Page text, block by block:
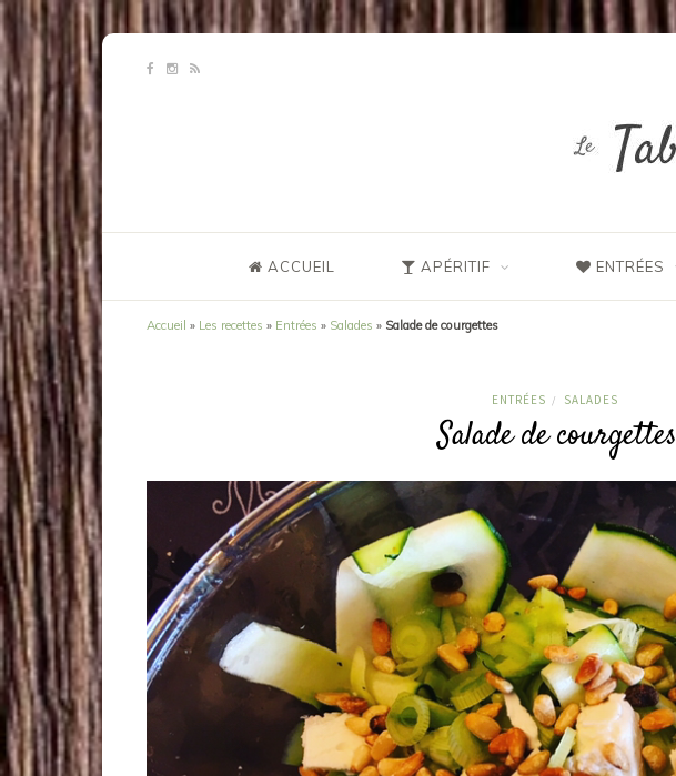
ACCUEIL APÉRITIF ENTRÉES
Accueil » Les recettes » Entrées » Salades » Salade de courgettes
ENTRÉES / SALADES
Salade de courgettes